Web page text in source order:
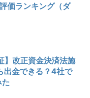
価ランキング（ダ
】改正資金決済法施
出金できる？4社で